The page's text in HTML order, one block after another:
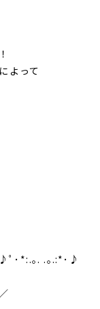
よって
ﾟ･*:.｡. .｡.:*･♪